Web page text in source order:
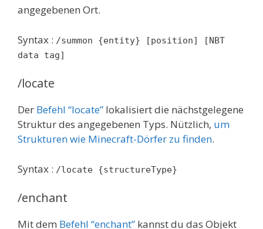
angegebenen Ort.
Syntax : /summon {entity} [position] [NBT
data tag]
/locate
Der Befehl “locate” lokalisiert die nächstgelegene
Struktur des angegebenen Typs. Nützlich, um
Strukturen wie Minecraft-Dörfer zu finden.
Syntax : /locate {structureType}
/enchant
Mit dem Befehl “enchant” kannst du das Objekt